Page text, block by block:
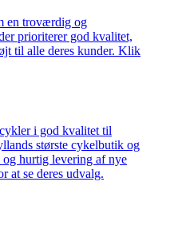
en troværdig og
prioriterer god kvalitet,
til alle deres kunder. Klik
i god kvalitet til
største cykelbutik og
og hurtig levering af nye
at se deres udvalg.